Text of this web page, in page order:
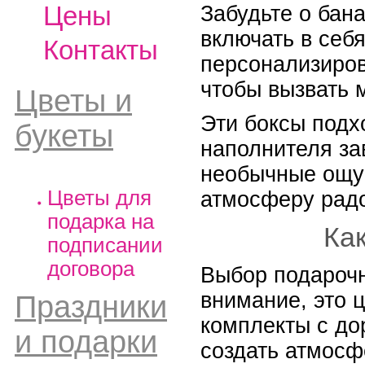
Цены
Контакты
Цветы и
букеты
Цветы для
подарка на
подписании
договора
Праздники
и подарки
Забудьте о
включать в
чтобы вызвать
Эти боксы
наполнителя
необычные
атмосферу
Выбор
внимание, это
комплекты с
создать